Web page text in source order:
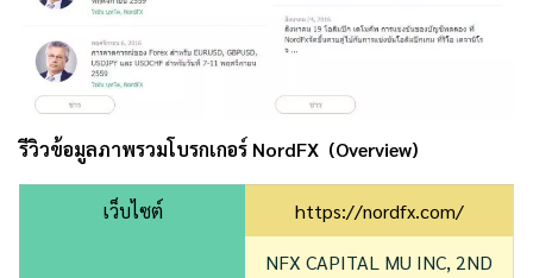
รีวิวข้อมูลภาพรวมโบรกเกอร์ NordFX (Overview)
เว็บไซต์ https://nordfx.com/
NFX CAPITAL MU INC, 2ND